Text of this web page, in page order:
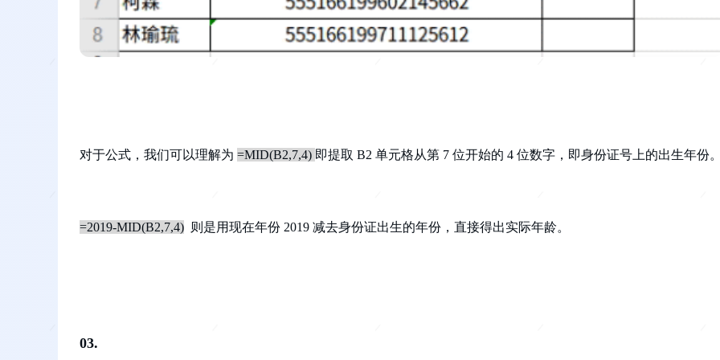
对于公式，我们可以理解为 =MID(B2,7,4) 即提取 B2 单元格从第 7 位开始的 4 位数字，即身份证号上的出生年份
=2019-MID(B2,7,4) 则是用现在年份 2019 减去身份证出生的年份，直接得出实际年龄。
03.